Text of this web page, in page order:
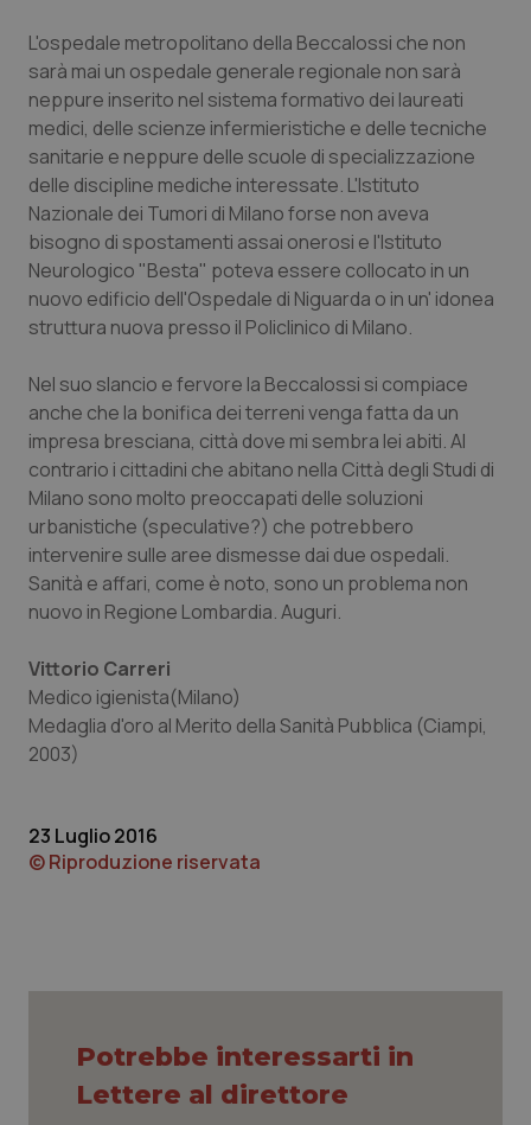
Calabria
Campania
Emilia-Romagna
Friuli Venezia Giulia
Lazio
Liguria
Lombardia
Marche
Molise
Provincia Autonoma di Bolzano
Provincia Autonoma di Trento
Sardegna
Umbria
Asma & BPCO
Car-T
Colesterolo & coronaropatie
Dermatite Atopica
Diabete & glucometri
Disturbi dell’umore
Dolore
Donna & Salute
Epatiti
Infezioni & Febbre
Ipertensione & Scompenso
Malattia di Crohn & Rettocolite Ulcerosa
Oftalmologia
L'ospedale metropolitano della Beccalossi che non
sarà mai un ospedale generale regionale non sarà
neppure inserito nel sistema formativo dei laureati
medici, delle scienze infermieristiche e delle tecniche
sanitarie e neppure delle scuole di specializzazione
delle discipline mediche interessate. L'Istituto
Nazionale dei Tumori di Milano forse non aveva
bisogno di spostamenti assai onerosi e l'Istituto
Neurologico "Besta" poteva essere collocato in un
nuovo edificio dell'Ospedale di Niguarda o in un' idonea
struttura nuova presso il Policlinico di Milano.
Nel suo slancio e fervore la Beccalossi si compiace
anche che la bonifica dei terreni venga fatta da un
impresa bresciana, città dove mi sembra lei abiti. Al
contrario i cittadini che abitano nella Città degli Studi di
Milano sono molto preoccapati delle soluzioni
urbanistiche (speculative?) che potrebbero
intervenire sulle aree dismesse dai due ospedali.
Sanità e affari, come è noto, sono un problema non
nuovo in Regione Lombardia. Auguri.
Vittorio Carreri
Medico igienista(Milano)
Medaglia d'oro al Merito della Sanità Pubblica (Ciampi,
2003)
23 Luglio 2016
© Riproduzione riservata
Potrebbe interessarti in
Lettere al direttore